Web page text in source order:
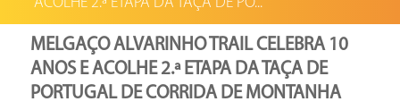
MELGAÇO ALVARINHO TRAIL CELEBRA 10
ANOS E ACOLHE 2.ª ETAPA DA TAÇA DE
PORTUGAL DE CORRIDA DE MONTANHA